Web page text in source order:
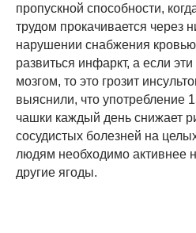
пропускной способности,
трудом прокачивается через
нарушении снабжения
развиться инфаркт, а если
мозгом, то это грозит
выяснили, что употребление
чашки каждый день снижает
сосудистых болезней на
людям необходимо активнее
другие ягоды.